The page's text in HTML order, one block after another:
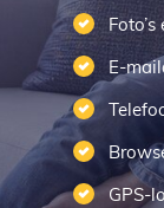
E-
GPS-